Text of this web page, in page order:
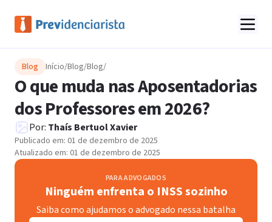
Blog Início/Blog/Blog/
O que muda nas Aposentadorias
dos Professores em 2026?
Por: Thaís Bertuol Xavier
Publicado em: 01 de dezembro de 2025
Atualizado em: 01 de dezembro de 2025
PARA ADVOGADOS
Ninguém enfrenta o INSS sozinho
Saiba como ajudamos o advogado nessa batalha